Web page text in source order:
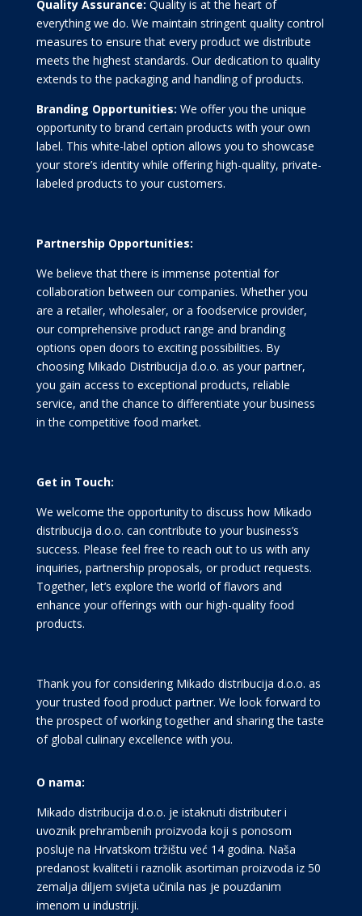
Quality Assurance: Quality is at the heart of
everything we do. We maintain stringent quality control
measures to ensure that every product we distribute
meets the highest standards. Our dedication to quality
extends to the packaging and handling of products.
Branding Opportunities: We offer you the unique
opportunity to brand certain products with your own
label. This white-label option allows you to showcase
your store’s identity while offering high-quality, private-
labeled products to your customers.
Partnership Opportunities:
We believe that there is immense potential for
collaboration between our companies. Whether you
are a retailer, wholesaler, or a foodservice provider,
our comprehensive product range and branding
options open doors to exciting possibilities. By
choosing Mikado Distribucija d.o.o. as your partner,
you gain access to exceptional products, reliable
service, and the chance to differentiate your business
in the competitive food market.
Get in Touch:
We welcome the opportunity to discuss how Mikado
distribucija d.o.o. can contribute to your business’s
success. Please feel free to reach out to us with any
inquiries, partnership proposals, or product requests.
Together, let’s explore the world of flavors and
enhance your offerings with our high-quality food
products.
Thank you for considering Mikado distribucija d.o.o. as
your trusted food product partner. We look forward to
the prospect of working together and sharing the taste
of global culinary excellence with you.
O nama:
Mikado distribucija d.o.o. je istaknuti distributer i
uvoznik prehrambenih proizvoda koji s ponosom
posluje na Hrvatskom tržištu već 14 godina. Naša
predanost kvaliteti i raznolik asortiman proizvoda iz 50
zemalja diljem svijeta učinila nas je pouzdanim
imenom u industriji.